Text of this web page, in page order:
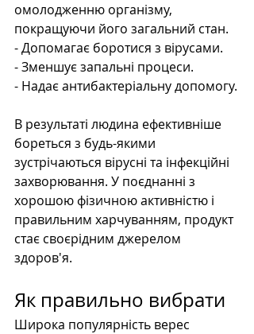
омолодженню організму,
покращуючи його загальний стан.
- Допомагає боротися з вірусами.
- Зменшує запальні процеси.
- Надає антибактеріальну допомогу.
В результаті людина ефективніше
бореться з будь-якими
зустрічаються вірусні та інфекційні
захворювання. У поєднанні з
хорошою фізичною активністю і
правильним харчуванням, продукт
стає своєрідним джерелом
здоров'я.
Як правильно вибрати
Широка популярність верес